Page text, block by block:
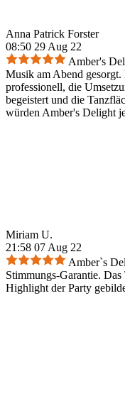
Anna Patrick Forster
08:50 29 Aug 22
Amber's
Musik am Abend
professionell, die
begeistert und die
würden Amber's Delight
Miriam U.
21:58 07 Aug 22
Amber`s
Stimmungs-Garantie.
Highlight der Party